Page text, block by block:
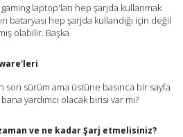
laptop'ları hep şarjda kullanmak
bataryası hep şarjda kullandığı için değil
olabilir. Başka
sürüm ama üstüne basınca bir sayfa
yardımcı olacak birisi var mı?
ve ne kadar Şarj etmelisiniz?